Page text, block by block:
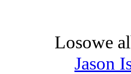
Losowe
Jason